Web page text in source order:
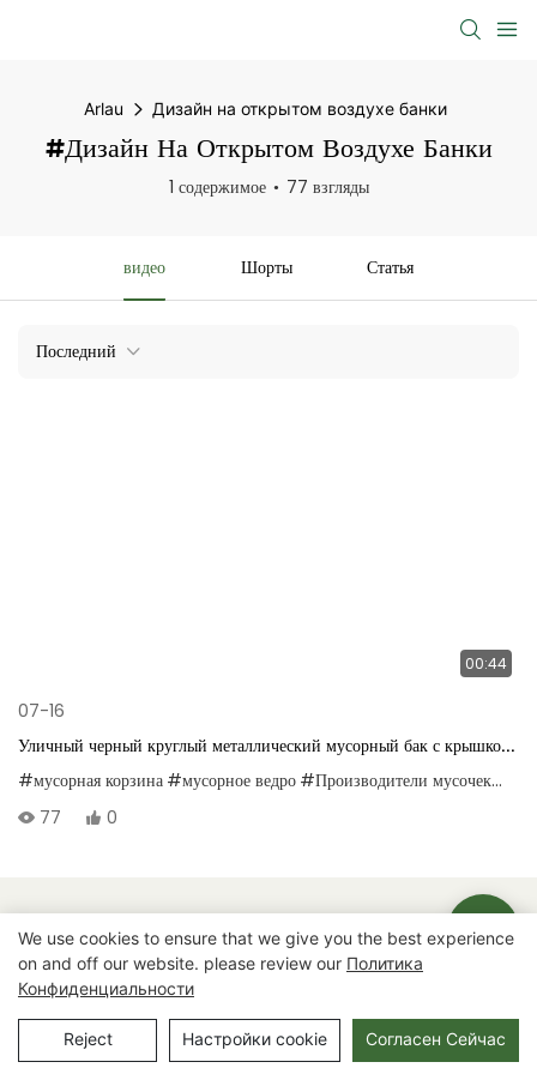
Arlau Дизайн на открытом воздухе банки
#Дизайн На Открытом Воздухе Банки
1 содержимое 77 взгляды
видео Шорты Статья
Последний
00:44
07-16
Уличный черный круглый металлический мусорный бак с крышкой,
с подкладкой для легкой разборки и очистки.
#мусорная корзина #мусорное ведро #Производители мусочек
77
0
Manufacturing Co., Ltd. | Карта сайта
We use cookies to ensure that we give you the best experience
on and off our website. please review our Политика
Конфиденциальности
Reject Настройки cookie Согласен Сейчас